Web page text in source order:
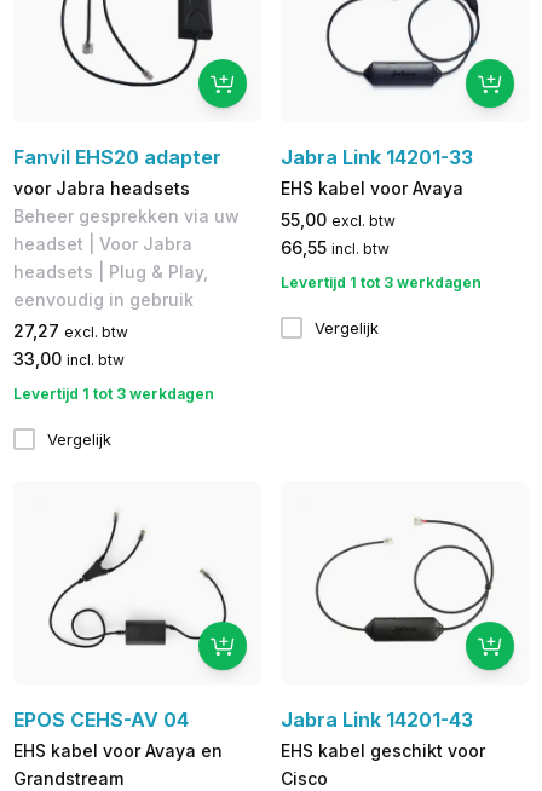
Fanvil EHS20 adapter
voor Jabra headsets
Beheer gesprekken via uw
headset | Voor Jabra
headsets | Plug & Play,
eenvoudig in gebruik
27,27 excl. btw
33,00 incl. btw
Levertijd 1 tot 3 werkdagen
Vergelijk
Jabra Link 14201-33
EHS kabel voor Avaya
55,00 excl. btw
66,55 incl. btw
Levertijd 1 tot 3 werkdagen
Vergelijk
EPOS CEHS-AV 04
EHS kabel voor Avaya en
Grandstream
Jabra Link 14201-43
EHS kabel geschikt voor
Cisco